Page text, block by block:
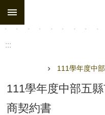
跳到主要內容區塊
:::
111學年度中
111學年度中部五
商契約書